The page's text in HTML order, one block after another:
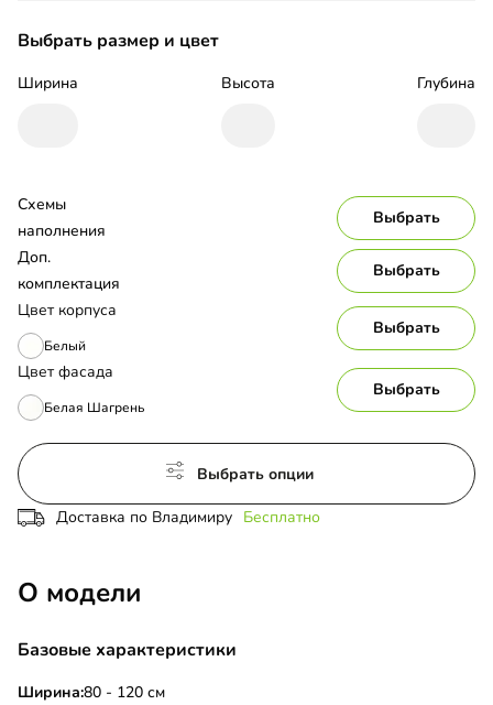
Выбрать размер и цвет
Ширина Высота Глубина
Цвет корпуса
Белый
Выбрать
Цвет фасада
Белая Шагрень
Выбрать
Схемы
наполнения
Выбрать
Доп.
комплектация
Выбрать
Выбрать опции
Доставка по Владимиру Бесплатно
О модели
Базовые характеристики
Ширина:80 - 120 см